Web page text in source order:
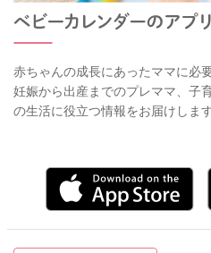
赤ちゃんの成長にあったママに必
妊娠から出産までのプレママ、子
の生活に役立つ情報をお届けします